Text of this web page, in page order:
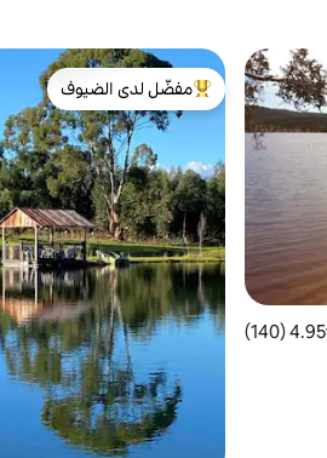
4.95 من 5، 140 مراجعات4.95 (140)
من أبرز البيوت المفضّلة لدى
مفضّل لدى الضيوف